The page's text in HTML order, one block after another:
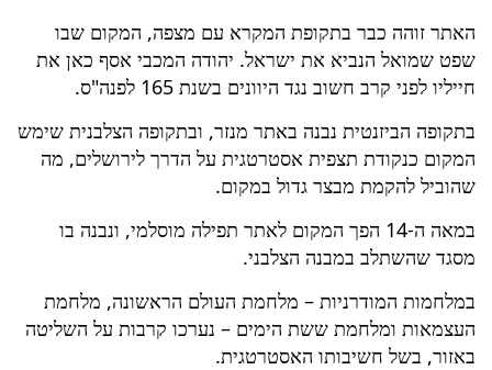
האתר זוהה כבר בתקופת המקרא עם מצפה, המקום שבו
שפט שמואל הנביא את ישראל. יהודה המכבי אסף כאן את
חייליו לפני קרב חשוב נגד היוונים בשנת 165 לפנה"ס.
בתקופה הביזנטית נבנה באתר מנזר, ובתקופה הצלבנית שימש
המקום כנקודת תצפית אסטרטגית על הדרך לירושלים, מה
שהוביל להקמת מבצר גדול במקום.
במאה ה-14 הפך המקום לאתר תפילה מוסלמי, ונבנה בו
מסגד שהשתלב במבנה הצלבני.
במלחמות המודרניות – מלחמת העולם הראשונה, מלחמת
העצמאות ומלחמת ששת הימים – נערכו קרבות על השליטה
באזור, בשל חשיבותו האסטרטגית.